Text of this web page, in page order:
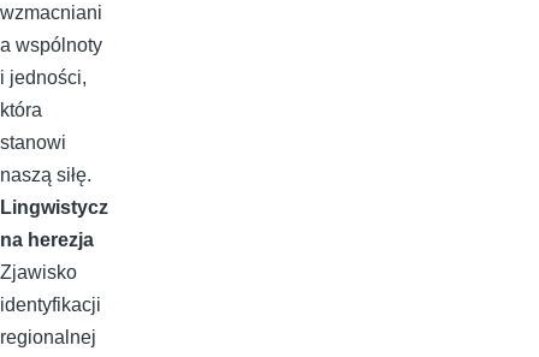
wzmacniani
a wspólnoty
i jedności,
która
stanowi
naszą siłę.
Lingwistycz
na herezja
Zjawisko
identyfikacji
regionalnej